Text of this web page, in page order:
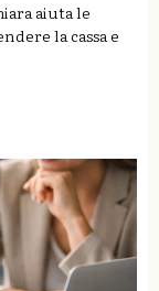
aiuta le
la cassa e